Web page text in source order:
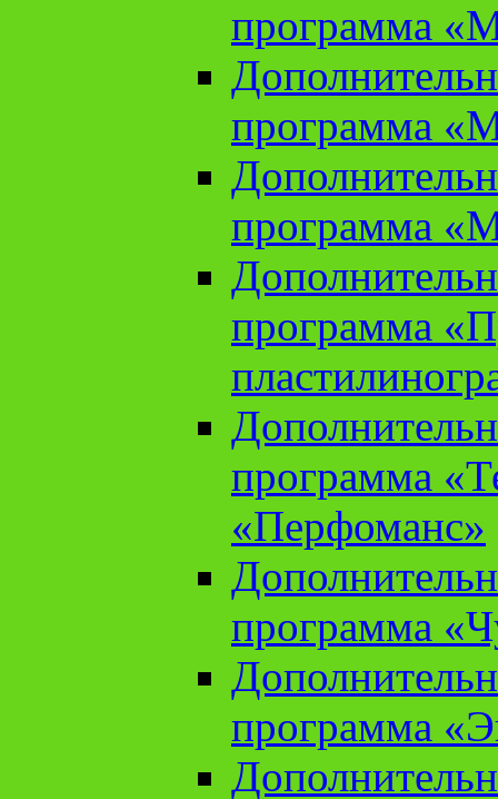
программа
программа
программа
программа
программа
«Перфоманс»
программа
программа